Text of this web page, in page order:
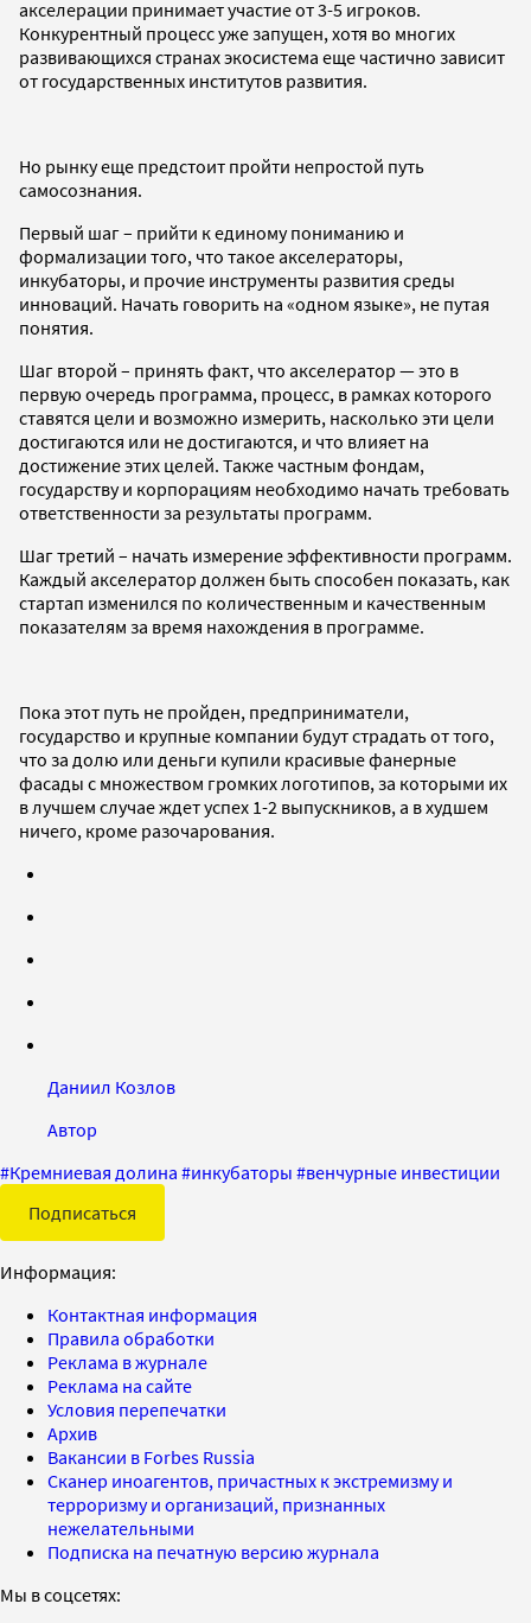
акселерации принимает участие от 3-5 игроков.
Конкурентный процесс уже запущен, хотя во многих
развивающихся странах экосистема еще частично зависит
от государственных институтов развития.
Но рынку еще предстоит пройти непростой путь
самосознания.
Первый шаг – прийти к единому пониманию и
формализации того, что такое акселераторы,
инкубаторы, и прочие инструменты развития среды
инноваций. Начать говорить на «одном языке», не путая
понятия.
Шаг второй – принять факт, что акселератор — это в
первую очередь программа, процесс, в рамках которого
ставятся цели и возможно измерить, насколько эти цели
достигаются или не достигаются, и что влияет на
достижение этих целей. Также частным фондам,
государству и корпорациям необходимо начать требовать
ответственности за результаты программ.
Шаг третий – начать измерение эффективности программ.
Каждый акселератор должен быть способен показать, как
стартап изменился по количественным и качественным
показателям за время нахождения в программе.
Пока этот путь не пройден, предприниматели,
государство и крупные компании будут страдать от того,
что за долю или деньги купили красивые фанерные
фасады с множеством громких логотипов, за которыми их
в лучшем случае ждет успех 1-2 выпускников, а в худшем
ничего, кроме разочарования.
Даниил Козлов
Автор
#Кремниевая долина #инкубаторы #венчурные инвестиции
Подписаться
Информация:
Контактная информация
Правила обработки
Реклама в журнале
Реклама на сайте
Условия перепечатки
Архив
Вакансии в Forbes Russia
Сканер иноагентов, причастных к экстремизму и
терроризму и организаций, признанных
нежелательными
Подписка на печатную версию журнала
Мы в соцсетях: